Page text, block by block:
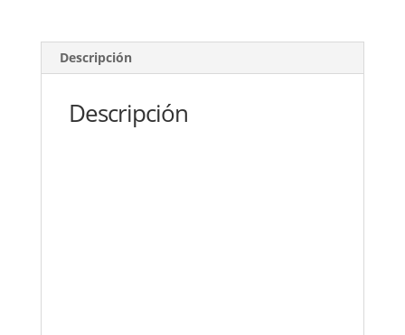
calidad
cantidad
Descripción
Descripción